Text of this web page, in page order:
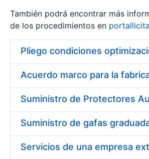
También podrá encontrar más
de los procedimientos en